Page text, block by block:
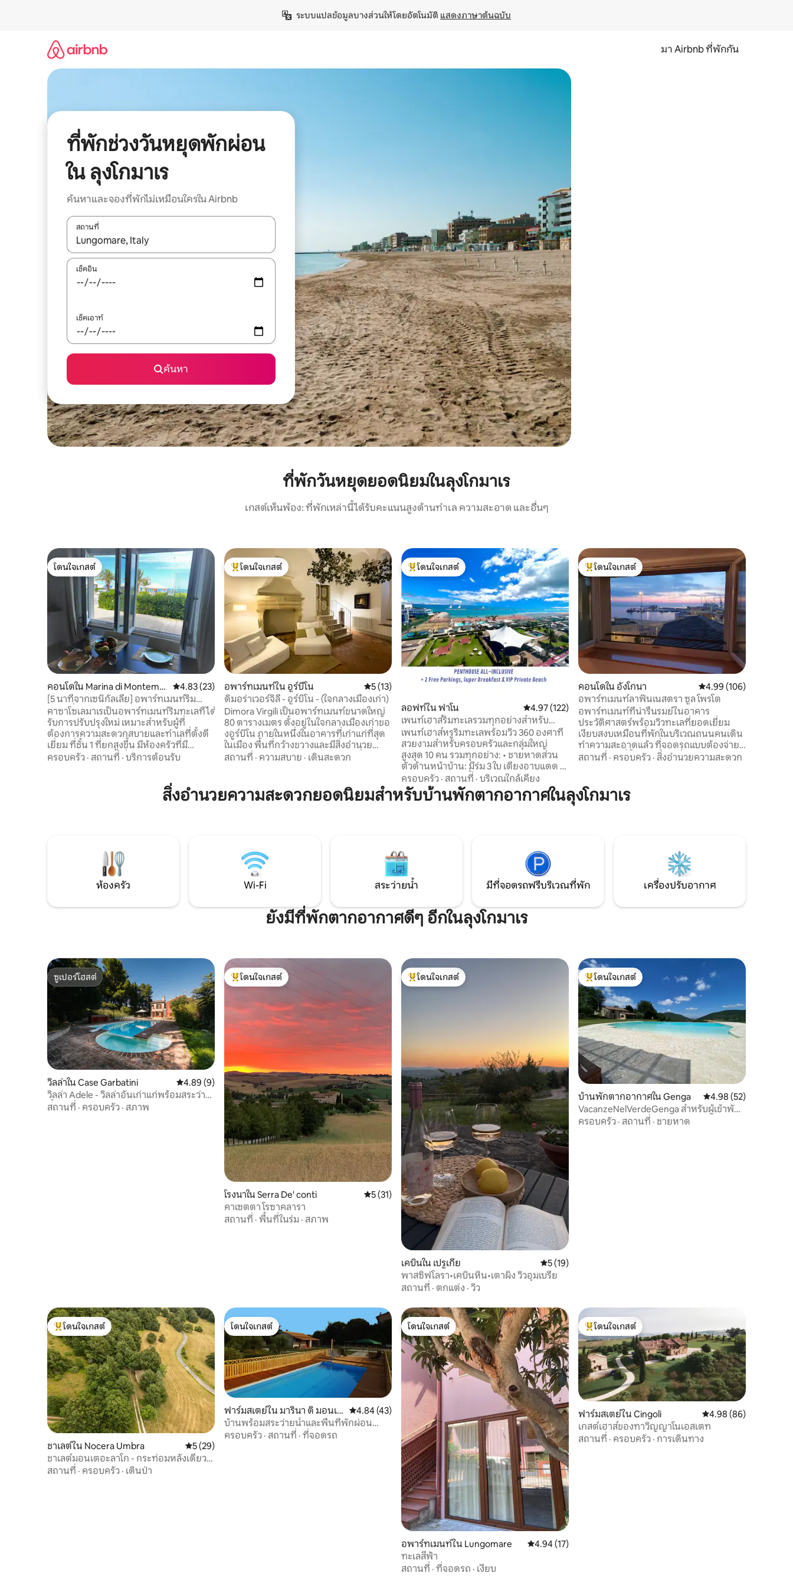
ระบบแปลข้อมูลบางส่วนให้โดยอัตโนมัติ แสดงภาษาต้นฉบับ
มา Airbnb ที่พักกัน
ที่พักช่วงวันหยุดพักผ่อน
ใน ลุงโกมาเร
ค้นหาและจองที่พักไม่เหมือนใครใน Airbnb
สถานที่
ใช้ลูกศรขึ้นลง หรือใช้การสัมผัสหรือปัด เพื่อสำรวจผลการค้นหา
เช็คอิน
เช็คเอาท์
ค้นหา
ที่พักวันหยุดยอดนิยมในลุงโกมาเร
เกสต์เห็นพ้อง: ที่พักเหล่านี้ได้รับคะแนนสูงด้านทำเล ความสะอาด และอื่นๆ
โดนใจเกสต์
โดนใจเกสต์
คอนโดใน Marina di Montemar
ciano
คะแนนเฉลี่ย 4.83 จาก 5, 23 รีวิว
4.83 (23)
[5 นาทีจากเซนิกัลเลีย] อพาร์ทเมนท์ริม
ทะเล ที่จอดรถฟรี
คาซาโซเลมาเรเป็นอพาร์ทเมนท์ริมทะเลที่ได้
รับการปรับปรุงใหม่ เหมาะสำหรับผู้ที่
ต้องการความสะดวกสบายและทำเลที่ตั้งดี
เยี่ยม ที่ชั้น 1 ที่ยกสูงขึ้น มีห้องครัวที่มี
อุปกรณ์ครบครัน เครื่องปรับอากาศ Wi-Fi
จักรยานได้ง่าย และเหมาะสำหรับกิจกรรม
หน้าเพื่อขออนุมัติ
ครอบครัว · สถานที่ · บริการต้อนรับ
โดนใจเกสต์ที่สุด
โดนใจเกสต์
อพาร์ทเมนท์ใน อูร์บีโน คะแนนเฉลี่ย 5 จาก 5, 13 รีวิว
5 (13)
ดิมอร่าเวอร์จิลี - อูร์บิโน - (ใจกลางเมืองเก่า)
Dimora Virgili เป็นอพาร์ทเมนท์ขนาดใหญ่
80 ตารางเมตร ตั้งอยู่ในใจกลางเมืองเก่าขอ
งอูร์บิโน ภายในหนึ่งในอาคารที่เก่าแก่ที่สุด
ในเมือง พื้นที่กว้างขวางและมีสิ่งอำนวย
ความสะดวกครบครัน ออกแบบมาเพื่อการ
คุณค่าอย่างมาก โดยผสมผสานพื้นที่ที่ได้รับ
การดูแลอย่างดีและใช้งานได้ดีกับ
สถานที่ · ความสบาย · เดินสะดวก
โดนใจเกสต์ที่สุด
โดนใจเกสต์
ลอฟท์ใน ฟาโน คะแนนเฉลี่ย 4.97 จาก 5, 122 รีวิว
4.97 (122)
เพนท์เฮาส์ริมทะเลรวมทุกอย่างสำหรับ
ครอบครัว
เพนท์เฮาส์หรูริมทะเลพร้อมวิว 360 องศาที่
สวยงามสำหรับครอบครัวและกลุ่มใหญ่
สูงสุด 10 คน รวมทุกอย่าง: • ชายหาดส่วน
ตัวด้านหน้าบ้าน: มีร่ม 3 ใบ เตียงอาบแดด 9
หลัง และสระว่ายน้ำฟรี⛱️ • อาหารเช้าสุด
พิเศษที่บาร์ยอดนิยม 2 แห่ง 🥐 • ที่จอดรถ 2
คัน P️ ซูเปอร์ลอฟท์ขนาด 140 ตร.ม. แห่งนี้
Made in Italy ที่ดีที่สุด
ครอบครัว · สถานที่ · บริเวณใกล้เคียง
โดนใจเกสต์ที่สุด
โดนใจเกสต์
คอนโดใน อังโกนา คะแนนเฉลี่ย 4.99 จาก
4.99 (106)
อพาร์ทเมนท์ลาฟินเนสตรา ซูล โพรโต
อพาร์ทเมนท์ที่น่ารื่นรมย์ในอาคาร
ประวัติศาสตร์พร้อมวิวทะเลที่ยอดเยี่ยม
เงียบสงบเหมือนที่พักในบริเวณถนนคนเดิน
ทำความสะอาดแล้ว ที่จอดรถแบบต้องจ่าย
เงินเพียงไม่กี่ขั้นจากที่พัก ที่จอดรถพร้อม
ยุทธศาสตร์: เพียงไม่กี่ก้าวจากอนุสาวรีย์ยุค
กลางทั้งหมดของเมือง Teatro delle Muse
สถานที่ · ครอบครัว · สิ่งอำนวยความสะดวก
สิ่งอำนวยความสะดวกยอดนิยมสำหรับบ้านพักตากอากาศในลุงโกมาเร
ห้องครัว Wi-Fi สระว่ายน้ำ มีที่จอดรถฟรีบริเวณที่พัก เครื่องปรับอากาศ
ยังมีที่พักตากอากาศดีๆ อีกในลุงโกมาเร
ซูเปอร์โฮสต์
ซูเปอร์โฮสต์
วิลล่าใน Case Garbatini คะแนนเฉลี่ย 4.89 จาก 5, 9 รีวิว
4.89 (9)
วิลล่า Adele - วิลล่าอันเก่าแก่พร้อมสระว่าย
น้ำและวิวทะเล
สถานที่ · ครอบครัว · สภาพ
โดนใจเกสต์ที่สุด
โดนใจเกสต์
โรงนาใน Serra De' conti คะแนนเฉลี่ย 5 จาก 5, 31 รีวิว
5 (31)
คาเซตตา โรซาคลารา
สถานที่ · พื้นที่ในร่ม · สภาพ
โดนใจเกสต์ที่สุด
โดนใจเกสต์
เคบินใน เปรูเกีย คะแนนเฉลี่ย 5 จาก 5, 19 รีวิว
5 (19)
พาสซิฟโลรา•เคบินหิน•เตาผิง วิวอุมเบรีย
สถานที่ · ตกแต่ง · วิว
โดนใจเกสต์ที่สุด
โดนใจเกสต์
บ้านพักตากอากาศใน Genga คะแนนเฉลี่ย 4.98 จาก
4.98 (52)
VacanzeNelVerdeGenga สำหรับผู้เข้าพัก
2/4 คนโดยเฉพาะ
ครอบครัว · สถานที่ · ชายหาด
โดนใจเกสต์ที่สุด
โดนใจเกสต์
ชาเลต์ใน Nocera Umbra คะแนนเฉลี่ย 5 จาก 5, 29 รีวิว
5 (29)
ชาเลต์มอนเตอะลาโก - กระท่อมหลังเดียว
ในอุทยาน
สถานที่ · ครอบครัว · เดินป่า
โดนใจเกสต์
โดนใจเกสต์
ฟาร์มสเตย์ใน มารินา ดิ มอนเต
มาร์เชียโน
คะแนนเฉลี่ย 4.84 จาก 5, 43 รีวิว
4.84 (43)
บ้านพร้อมสระว่ายน้ำและพื้นที่พักผ่อน
พร้อมวิวทะเล
ครอบครัว · สถานที่ · ที่จอดรถ
โดนใจเกสต์
โดนใจเกสต์
อพาร์ทเมนท์ใน Lungomare คะแนนเฉลี่ย 4.94 จาก 5, 17 รีวิว
4.94 (17)
ทะเลสีฟ้า
สถานที่ · ที่จอดรถ · เงียบ
โดนใจเกสต์ที่สุด
โดนใจเกสต์
ฟาร์มสเตย์ใน Cingoli คะแนนเฉลี่ย 4.98 จาก
4.98 (86)
เกสต์เฮาส์ของทาวิญญาโนเอสเตท
สถานที่ · ครอบครัว · การเดินทาง